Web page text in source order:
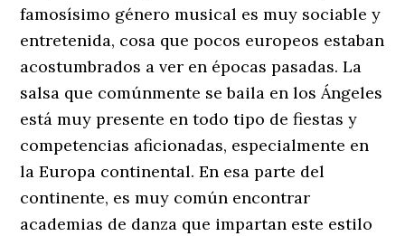
famosísimo género musical es muy sociable y
entretenida, cosa que pocos europeos estaban
acostumbrados a ver en épocas pasadas. La
salsa que comúnmente se baila en los Ángeles
está muy presente en todo tipo de fiestas y
competencias aficionadas, especialmente en
la Europa continental. En esa parte del
continente, es muy común encontrar
academias de danza que impartan este estilo